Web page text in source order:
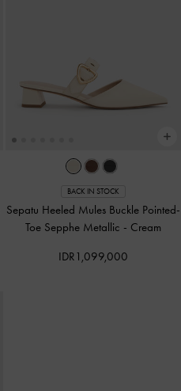
BACK IN STOCK
Sepatu Heeled Mules Buckle Pointed-
Toe Sepphe Metallic - Cream
IDR1,099,000